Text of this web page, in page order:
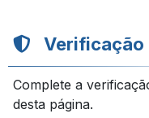
Verificação
Complete a
desta página.